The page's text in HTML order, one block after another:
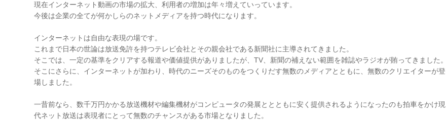
現在インターネット動画の市場の拡大、利用者の増加は年々増えていっています。
今後は企業の全てが何かしらのネットメディアを持つ時代になります。
インターネットは自由な表現の場です。
これまで日本の世論は放送免許を持つテレビ会社とその親会社である新聞社に主導されてきました。
そこでは、一定の基準をクリアする報道や価値提供がありましたが、TV、新聞の補えない範囲を雑誌やラジオが賄ってきました。
そこにさらに、インターネットが加わり、時代のニーズそのものをつくりだす無数のメディアとともに、無数のクリエイターが登
場しました。
一昔前なら、数千万円かかる放送機材や編集機材がコンピュータの発展ととともに安く提供されるようになったのも拍車をかけ現
代ネット放送は表現者にとって無数のチャンスがある市場となりました。